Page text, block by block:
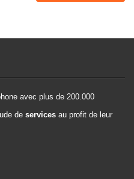
avec plus de 200.000
de services au profit de leur